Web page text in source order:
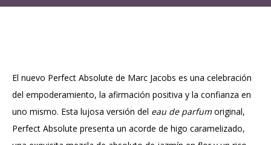
El nuevo Perfect Absolute de Marc Jacobs es una celebración
del empoderamiento, la afirmación positiva y la confianza en
uno mismo. Esta lujosa versión del eau de parfumoriginal,
Perfect Absolute presenta un acorde de higo caramelizado,